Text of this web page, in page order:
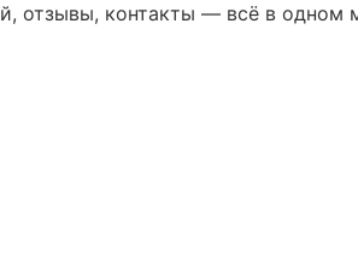
отзывы, контакты — всё в одном